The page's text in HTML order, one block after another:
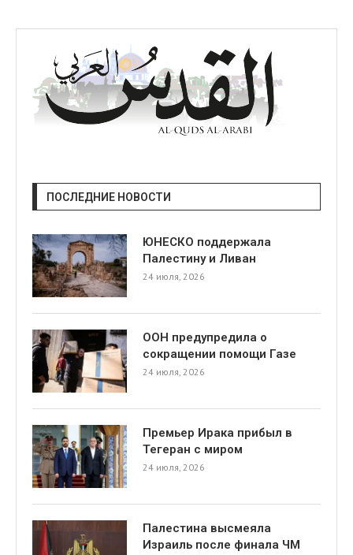
ПОСЛЕДНИЕ НОВОСТИ
ЮНЕСКО поддержала
Палестину и Ливан
24 июля, 2026
ООН предупредила о
сокращении помощи Газе
24 июля, 2026
Премьер Ирака прибыл в
Тегеран с миром
24 июля, 2026
Палестина высмеяла
Израиль после финала ЧМ